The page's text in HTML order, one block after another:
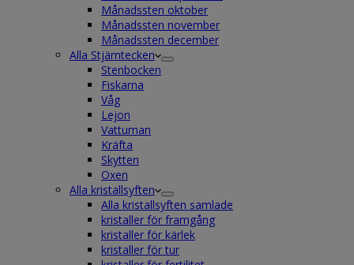
Månadssten oktober
Månadssten november
Månadssten december
Alla Stjärntecken
Stenbocken
Fiskarna
Våg
Lejon
Vattuman
Kräfta
Skytten
Oxen
Alla kristallsyften
Alla kristallsyften samlade
kristaller för framgång
kristaller för kärlek
kristaller för tur